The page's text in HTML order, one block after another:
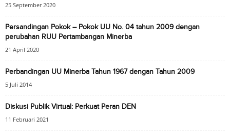
25 September 2020
Persandingan Pokok – Pokok UU No. 04 tahun 2009 dengan
perubahan RUU Pertambangan Minerba
21 April 2020
Perbandingan UU Minerba Tahun 1967 dengan Tahun 2009
5 Juli 2014
Diskusi Publik Virtual: Perkuat Peran DEN
11 Februari 2021